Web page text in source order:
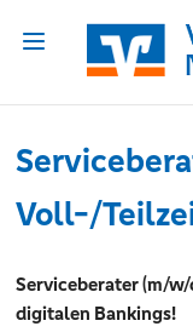
Voll-/
Serviceberater (m/
digitalen Bankings!